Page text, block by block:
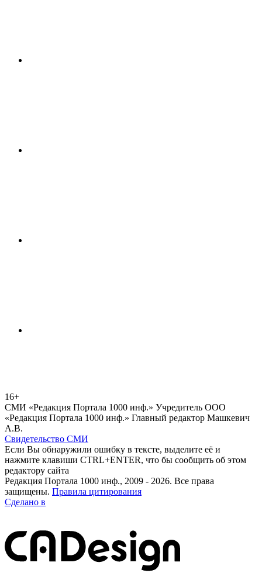
16+
СМИ «Редакция Портала 1000 инф.» Учредитель ООО
«Редакция Портала 1000 инф.» Главный редактор Машкевич
А.В.
Свидетельство СМИ
Если Вы обнаружили ошибку в тексте, выделите её и
нажмите клавиши CTRL+ENTER, что бы сообщить об этом
редактору сайта
Редакция Портала 1000 инф., 2009 - 2026. Все права
защищены. Правила цитирования
Сделано в